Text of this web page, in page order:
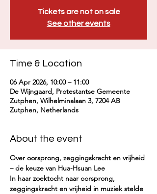
Tickets are not on sale
See other events
Time & Location
06 Apr 2026, 10:00 – 11:00
De Wijngaard, Protestantse Gemeente
Zutphen, Wilhelminalaan 3, 7204 AB
Zutphen, Netherlands
About the event
Over oorsprong, zeggingskracht en vrijheid
– de keuze van Hua-Hsuan Lee
In haar zoektocht naar oorsprong,
zeggingskracht en vrijheid in muziek stelde